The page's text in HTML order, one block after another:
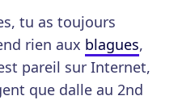
tu as toujours
rien aux blagues,
pareil sur Internet,
que dalle au 2nd